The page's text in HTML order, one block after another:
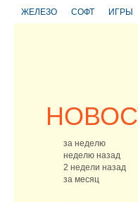
ЖЕЛЕЗО СОФТ ИГРЫ
за неделю
неделю назад
2 недели назад
за месяц